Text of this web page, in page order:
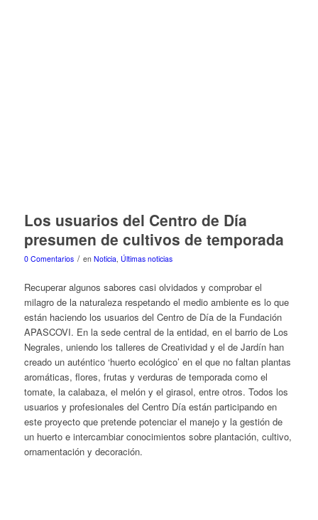
Los usuarios del Centro de Día
presumen de cultivos de temporada
0 Comentarios / en Noticia Últimas noticias
Recuperar algunos sabores casi olvidados y comprobar el
milagro de la naturaleza respetando el medio ambiente es lo que
están haciendo los usuarios del Centro de Día de la Fundación
APASCOVI. En la sede central de la entidad, en el barrio de Los
Negrales, uniendo los talleres de Creatividad y el de Jardín han
creado un auténtico ‘huerto ecológico’ en el que no faltan plantas
aromáticas, flores, frutas y verduras de temporada como el
tomate, la calabaza, el melón y el girasol, entre otros. Todos los
usuarios y profesionales del Centro Día están participando en
este proyecto que pretende potenciar el manejo y la gestión de
un huerto e intercambiar conocimientos sobre plantación, cultivo,
ornamentación y decoración.